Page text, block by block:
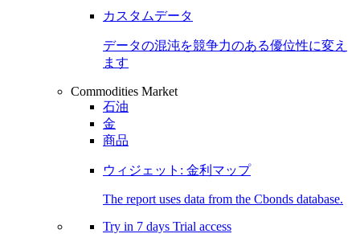
カスタムデータ
データの混沌を競争力のある優位性に変え
ます
Commodities Market
石油
金
商品
ウィジェット: 金利マップ
The report uses data from the Cbonds database.
Try in 7 days Trial access